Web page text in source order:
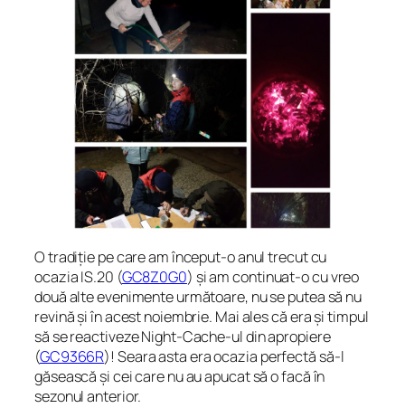
O tradiție pe care am început-o anul trecut cu
ocazia IS.20 (GC8Z0G0) și am continuat-o cu vreo
două alte evenimente următoare, nu se putea să nu
revină și în acest noiembrie. Mai ales că era și timpul
să se reactiveze Night-Cache-ul din apropiere
(GC9366R)! Seara asta era ocazia perfectă să-l
găsească și cei care nu au apucat să o facă în
sezonul anterior.